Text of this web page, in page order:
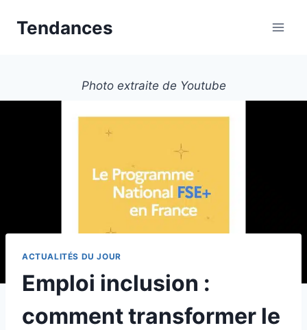
Tendances
Photo extraite de Youtube
ACTUALITÉS DU JOUR
Emploi inclusion :
comment transformer le